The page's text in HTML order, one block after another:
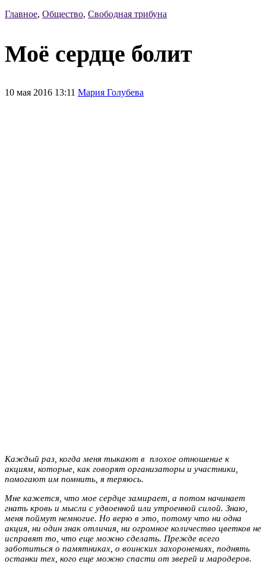
Главное, Общество, Свободная трибуна
Моё сердце болит
10 мая 2016 13:11 Мария Голубева
Каждый раз, когда меня тыкают в плохое отношение к
акциям, которые, как говорят организаторы и участники,
помогают им помнить, я теряюсь.
Мне кажется, что мое сердце замирает, а потом начинает
гнать кровь и мысли с удвоенной или утроенной силой. Знаю,
меня поймут немногие. Но верю в это, потому что ни одна
акция, ни один знак отличия, ни огромное количество цветков не
исправят то, что еще можно сделать. Прежде всего
заботиться о памятниках, о воинских захоронениях, поднять
останки тех, кого еще можно спасти от зверей и мародеров.